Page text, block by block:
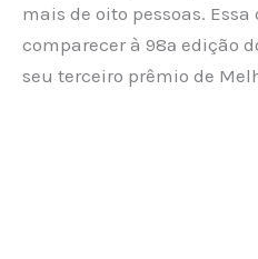
mais de oito pessoas.
comparecer à 98ª edição
seu terceiro prêmio de